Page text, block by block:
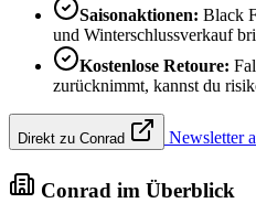
Saisonaktionen: Black
und Winterschlussverkauf
Kostenlose Retoure:
zurücknimmt, kannst du
Direkt zu Conrad Newsletter
Conrad im Überblick